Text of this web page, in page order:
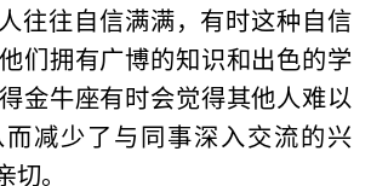
往往自信满满，有时这种自信
们拥有广博的知识和出色的学
金牛座有时会觉得其他人难以
减少了与同事深入交流的兴
。